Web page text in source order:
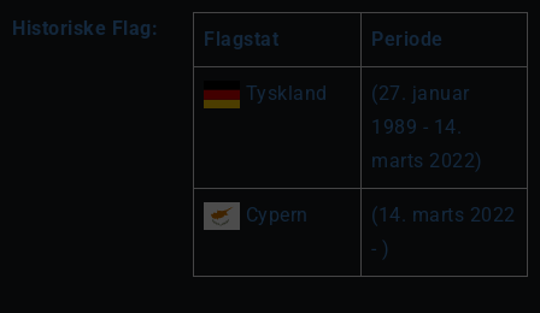
Historiske Flag: Flagstat Periode
Tyskland
(27. januar
1989 - 14.
marts 2022)
Cypern
(14. marts 2022
- )